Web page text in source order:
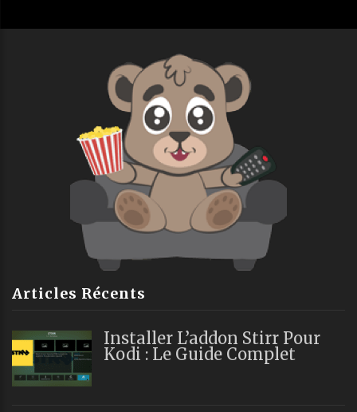
Articles Récents
Installer L’addon Stirr Pour
Kodi : Le Guide Complet